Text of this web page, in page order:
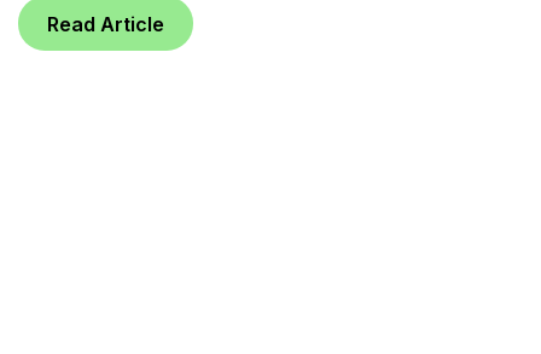
Read Article